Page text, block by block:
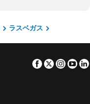
ラスベガス
Facebook
Twitter